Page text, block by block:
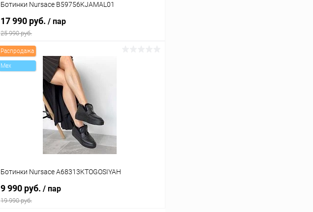
Ботинки Nursace B59756KJAMAL01
17 990 руб. / пар
25 990 руб.
В корзину
Купить в 1 клик
В избранное
Распродажа
Mex
Ботинки Nursace A68313KTOGOSIYAH
9 990 руб. / пар
19 990 руб.